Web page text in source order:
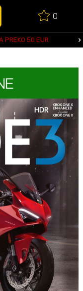
0
PREKO 50 EUR